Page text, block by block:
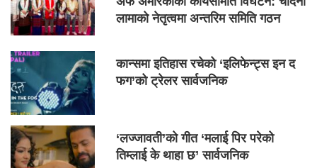
लामाको नेतृत्वमा अन्तरिम समिति गठन
कान्समा इतिहास रचेको ‘इलिफेन्ट्स इन द
फग’को ट्रेलर सार्वजनिक
‘लज्जावती’को गीत ‘मलाई पिर परेको
तिम्लाई के थाहा छ’ सार्वजनिक